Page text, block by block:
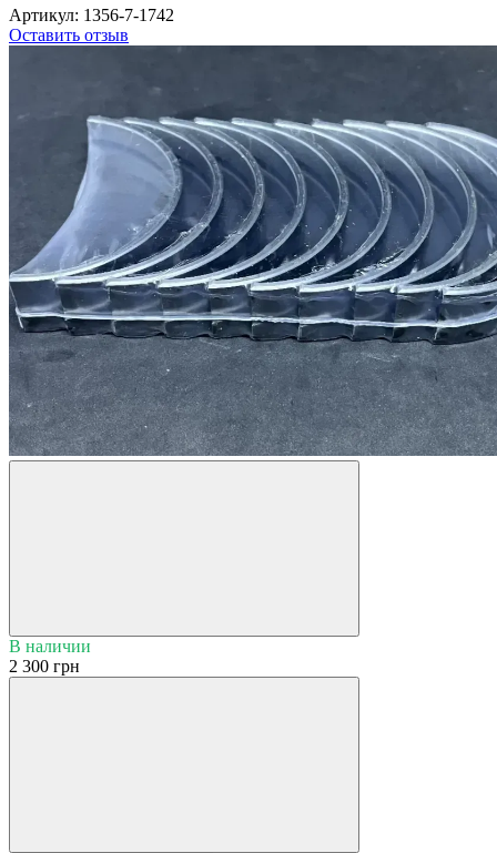
Артикул: 1356-7-1742
Оставить отзыв
В наличии
2 300 грн